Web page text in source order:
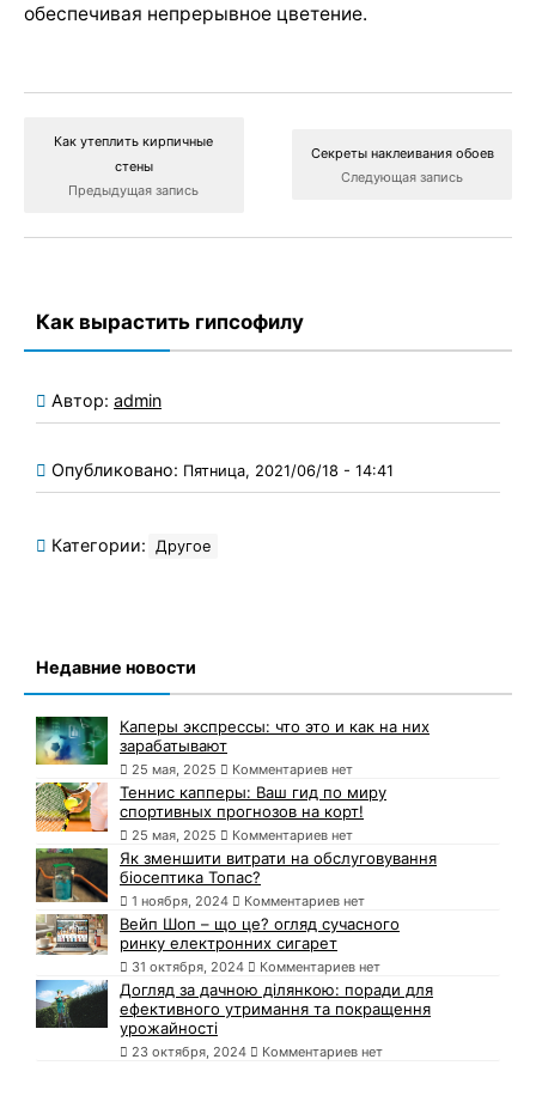
обеспечивая непрерывное цветение.
Как утеплить кирпичные
стены
Предыдущая запись
Секреты наклеивания обоев
Следующая запись
Как вырастить гипсофилу
Автор: admin
Опубликовано: Пятница, 2021/06/18 - 14:41
Категории: Другое
Недавние новости
Каперы экспрессы: что это и как на них
зарабатывают
25 мая, 2025 Комментариев нет
Теннис капперы: Ваш гид по миру
спортивных прогнозов на корт!
25 мая, 2025 Комментариев нет
Як зменшити витрати на обслуговування
біосептика Топас?
1 ноября, 2024 Комментариев нет
Вейп Шоп – що це? огляд сучасного
ринку електронних сигарет
31 октября, 2024 Комментариев нет
Догляд за дачною ділянкою: поради для
ефективного утримання та покращення
урожайності
23 октября, 2024 Комментариев нет